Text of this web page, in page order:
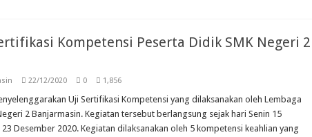
Kompetensi Peserta Didik SMK Negeri 2
22/12/2020 0 1,856
Uji Sertifikasi Kompetensi yang dilaksanakan oleh Lembaga
2 Banjarmasin. Kegiatan tersebut berlangsung sejak hari Senin 15
Desember 2020. Kegiatan dilaksanakan oleh 5 kompetensi keahlian yang